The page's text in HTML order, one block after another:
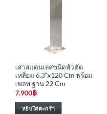
เสาสแตนเลสชนิดหัวตัด
เหลี่ยม 6.3”x120 Cm พร้อม
เพลท ฐาน 22 Cm
7,900฿
หยิบใส่ตะกร้า